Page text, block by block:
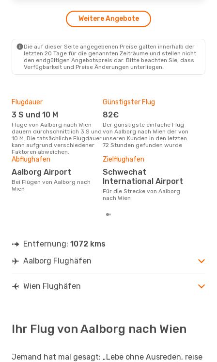
Weitere Angebote
Die auf dieser Seite angegebenen Preise galten innerhalb der
letzten 20 Tage für die genannten Zeiträume und stellen nicht
den endgültigen Angebotspreis dar. Bitte beachten Sie, dass
Verfügbarkeit und Preise Änderungen unterliegen.
Flugdauer
3 S und 10 M
Flüge von Aalborg nach Wien
dauern durchschnittlich 3 S und
10 M. Die tatsächliche Flugdauer
kann aufgrund verschiedener
Faktoren abweichen.
Günstigster Flug
82€
Der günstigste einfache Flug
von Aalborg nach Wien der von
unseren Kunden in den letzten
72 Stunden gefunden wurde
Abflughafen
Aalborg Airport
Bei Flügen von Aalborg nach
Wien
Zielflughafen
Schwechat
International Airport
Für die Strecke von Aalborg
nach Wien
Entfernung: 1072 kms
Aalborg Flughäfen
Wien Flughäfen
Ihr Flug von Aalborg nach Wien
Jemand hat mal gesagt: „Lebe ohne Ausreden, reise